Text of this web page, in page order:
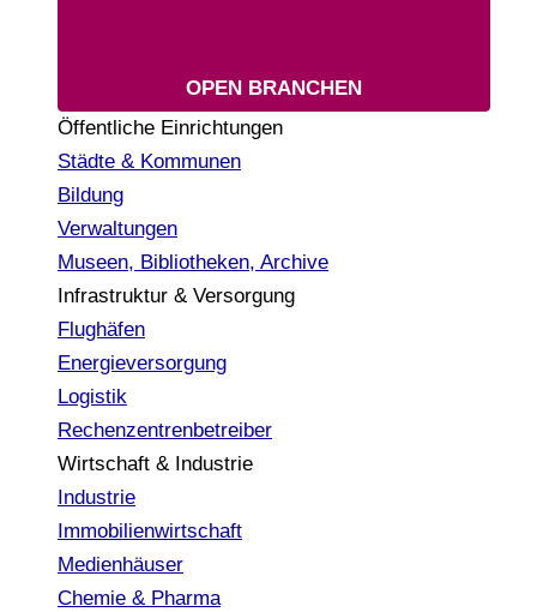
OPEN BRANCHEN
Öffentliche Einrichtungen
Städte & Kommunen
Bildung
Verwaltungen
Museen, Bibliotheken, Archive
Infrastruktur & Versorgung
Flughäfen
Energieversorgung
Logistik
Rechenzentrenbetreiber
Wirtschaft & Industrie
Industrie
Immobilienwirtschaft
Medienhäuser
Chemie & Pharma